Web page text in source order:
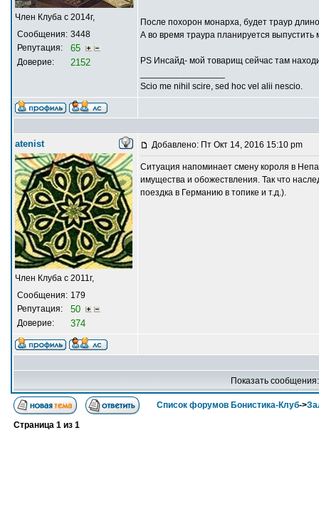
Член Клуба с 2014г,
Сообщения: 3448
Репутация:
65
Доверие: 2152
После похорон монарха, будет траур
А во время траура планируется
PS Инсайд- мой товарищ сейчас там
Scio me nihil scire, sed hoc vel alii nescio.
atenist
Член Клуба с 2011г,
Сообщения: 179
Репутация:
50
Доверие: 374
Добавлено: Пт Окт 14, 2016 15:10 pm
Ситуация напоминает смену короля в
имущества и обожествления. Так что
поездка в Германию в топике и т.д.).
Показать
Список форумов Бонистика-Клуб->
Страница 1 из 1